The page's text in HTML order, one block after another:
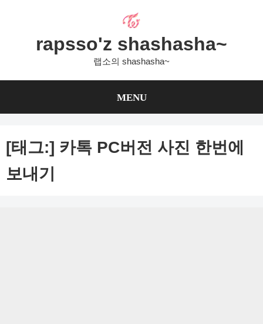
rapsso'z shashasha~
랩소의 shashasha~
MENU
[태그:] 카톡 PC버전 사진 한번에
보내기